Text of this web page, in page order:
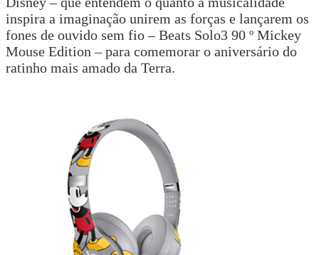
inspira a imaginação unirem as forças e lançarem os
fones de ouvido sem fio – Beats Solo3 90 º Mickey
Mouse Edition – para comemorar o aniversário do
ratinho mais amado da Terra.